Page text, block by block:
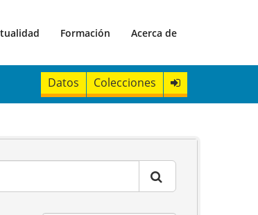
Formación Acerca de
Datos Colecciones